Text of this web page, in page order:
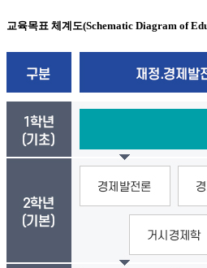
교육목표 체계도(Schematic Diagram of